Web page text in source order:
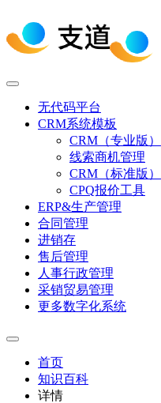
无代码平台
CRM系统模板
CRM（专业版）
线索商机管理
CRM（标准版）
CPQ报价工具
ERP&生产管理
合同管理
进销存
售后管理
人事行政管理
采销贸易管理
更多数字化系统
首页
知识百科
详情